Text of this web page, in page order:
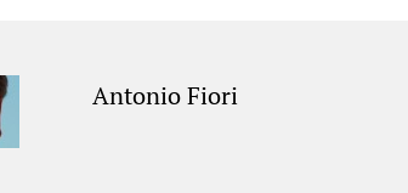
Antonio Fiori